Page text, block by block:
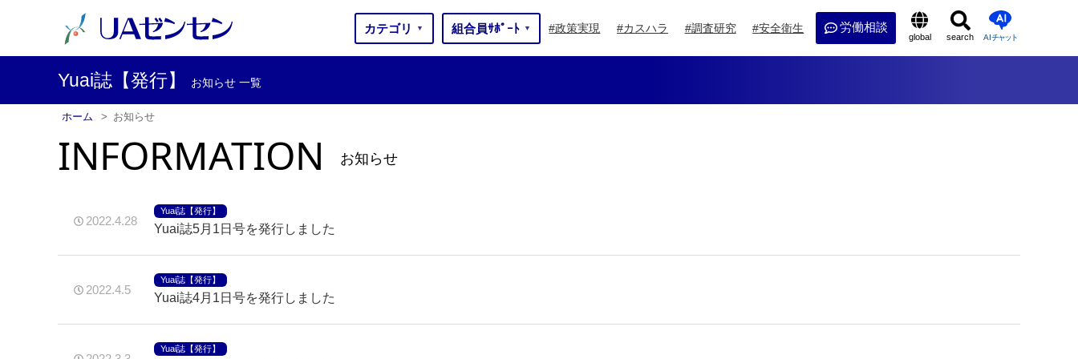
カテゴリ ▼ 組合員ｻﾎﾟｰﾄ ▼ 政策実現 カスハラ 調査研究 安全衛生 労働相談
global search AIチャット
Yuai誌【発行】 お知らせ 一覧
ホーム お知らせ
INFORMATION お知らせ
2022.4.28
Yuai誌【発行】
Yuai誌5月1日号を発行しました
2022.4.5
Yuai誌【発行】
Yuai誌4月1日号を発行しました
Yuai誌【発行】